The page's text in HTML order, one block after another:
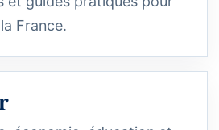
France.